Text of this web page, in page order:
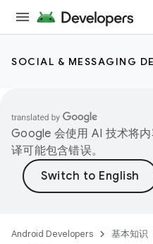
SOCIAL & MESSAGING
Google 会使用 AI 技术将
译可能包含错误。
Android Developers 基本知识